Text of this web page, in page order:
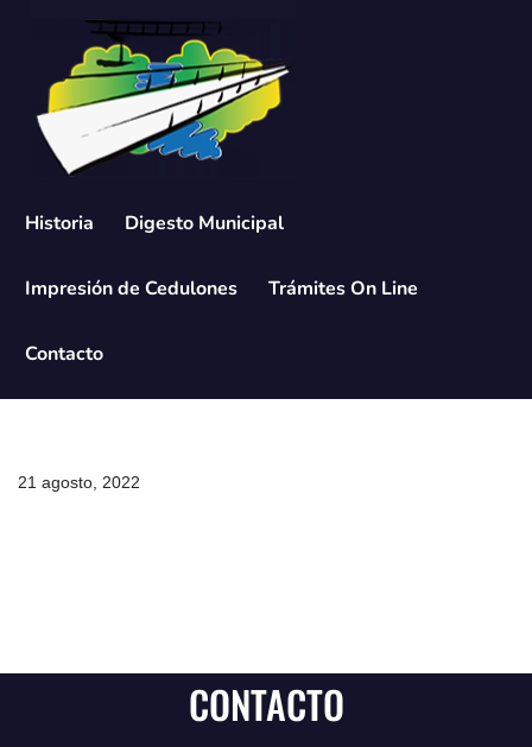
contenido
Historia Digesto Municipal
Impresión de Cedulones Trámites On Line
Contacto
21 agosto, 2022
CONTACTO